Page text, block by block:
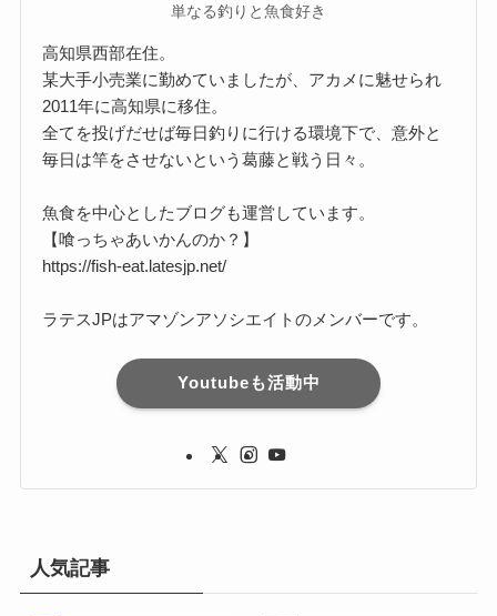
単なる釣りと魚食好き
高知県西部在住。
某大手小売業に勤めていましたが、アカメに魅せられ
2011年に高知県に移住。
全てを投げだせば毎日釣りに行ける環境下で、意外と
毎日は竿をさせないという葛藤と戦う日々。
魚食を中心としたブログも運営しています。
【喰っちゃあいかんのか？】
https://fish-eat.latesjp.net/
ラテスJPはアマゾンアソシエイトのメンバーです。
Youtubeも活動中
人気記事